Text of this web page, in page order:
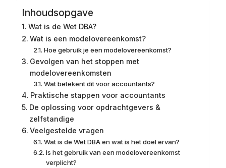
Inhoudsopgave
Wat is de Wet DBA?
Wat is een modelovereenkomst?
Hoe gebruik je een modelovereenkomst?
Gevolgen van het stoppen met
modelovereenkomsten
Wat betekent dit voor accountants?
Praktische stappen voor accountants
De oplossing voor opdrachtgevers &
zelfstandige
Veelgestelde vragen
Wat is de Wet DBA en wat is het doel ervan?
Is het gebruik van een modelovereenkomst
verplicht?